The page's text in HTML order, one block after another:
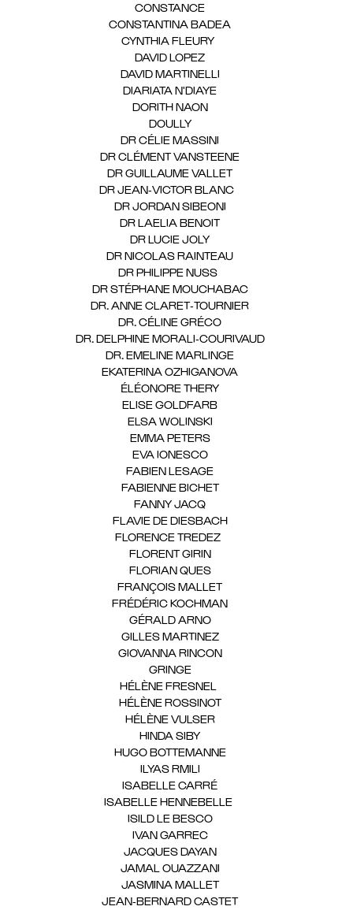
CONSTANCE
CONSTANTINA BADEA
CYNTHIA FLEURY
DAVID LOPEZ
DAVID MARTINELLI
DIARIATA N'DIAYE
DORITH NAON(1)
DOULLY(1)
DR CÉLIE MASSINI
DR CLÉMENT VANSTEENE
DR GUILLAUME VALLET(1)
DR JEAN-VICTOR BLANC(12)
DR JORDAN SIBEONI
DR LAELIA BENOIT(1)
DR LUCIE JOLY
DR NICOLAS RAINTEAU
DR PHILIPPE NUSS
DR STÉPHANE MOUCHABAC(1)
DR. ANNE CLARET-TOURNIER
DR. CÉLINE GRÉCO
DR. DELPHINE MORALI-COURIVAUD(1)
DR. EMELINE MARLINGE
EKATERINA OZHIGANOVA
ÉLÉONORE THERY
ELISE GOLDFARB
ELSA WOLINSKI
EMMA PETERS(1)
EVA IONESCO(1)
FABIEN LESAGE
FABIENNE BICHET(1)
FANNY JACQ
FLAVIE DE DIESBACH(1)
FLORENCE TREDEZ
FLORENT GIRIN(1)
FLORIAN QUES(1)
FRANÇOIS MALLET(1)
FRÉDÉRIC KOCHMAN
GÉRALD ARNO(1)
GILLES MARTINEZ(1)
GIOVANNA RINCON(1)
GRINGE(1)
HÉLÈNE FRESNEL
HÉLÈNE ROSSINOT(1)
HÉLÈNE VULSER(1)
HINDA SIBY
HUGO BOTTEMANNE(1)
ILYAS RMILI
ISABELLE CARRÉ
ISABELLE HENNEBELLE(2)
ISILD LE BESCO(1)
IVAN GARREC(1)
JACQUES DAYAN(1)
JAMAL OUAZZANI
JASMINA MALLET(1)
JEAN-BERNARD CASTET(1)